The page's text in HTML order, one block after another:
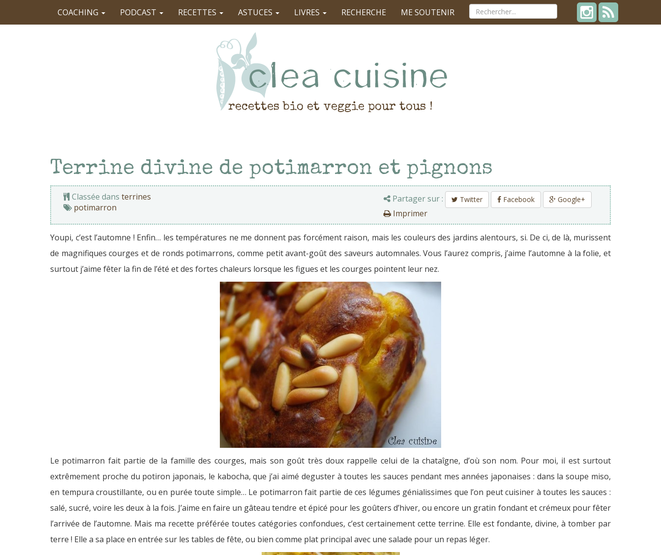
COACHING PODCAST RECETTES ASTUCES LIVRES RECHERCHE ME SOUTENIR
recettes bio et veggie pour tous !
Terrine divine de potimarron et pignons
Classée dans terrines
potimarron
Partager sur : Twitter Facebook Google+
Imprimer
Youpi, c’est l’automne ! Enfin… les températures ne me donnent pas forcément raison, mais les couleurs des jardins alentours, si. De ci, de là, murissent
de magnifiques courges et de ronds potimarrons, comme petit avant-goût des saveurs automnales. Vous l’aurez compris, j’aime l’automne à la folie, et
surtout j’aime fêter la fin de l’été et des fortes chaleurs lorsque les figues et les courges pointent leur nez.
Le potimarron fait partie de la famille des courges, mais son goût très doux rappelle celui de la chataîgne, d’où son nom. Pour moi, il est surtout
extrêmement proche du potiron japonais, le kabocha, que j’ai aimé deguster à toutes les sauces pendant mes années japonaises : dans la soupe miso,
en tempura croustillante, ou en purée toute simple… Le potimarron fait partie de ces légumes génialissimes que l’on peut cuisiner à toutes les sauces :
salé, sucré, voire les deux à la fois. J’aime en faire un gâteau tendre et épicé pour les goûters d’hiver, ou encore un gratin fondant et crémeux pour fêter
l’arrivée de l’automne. Mais ma recette préférée toutes catégories confondues, c’est certainement cette terrine. Elle est fondante, divine, à tomber par
terre ! Elle a sa place en entrée sur les tables de fête, ou bien comme plat principal avec une salade pour un repas léger.